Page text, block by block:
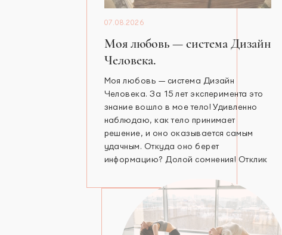
07.08.2026
Моя любовь — система Дизайн
Человека.
Моя любовь — система Дизайн
Человека. За 15 лет эксперимента это
знание вошло в мое тело! Удивленно
наблюдаю, как тело принимает
решение, и оно оказывается самым
удачным. Откуда оно берет
информацию? Долой сомнения! Отклик
эмоциональный Генератор 6/2, сошла с
крыши 4 года назад. С любовью,
директор …